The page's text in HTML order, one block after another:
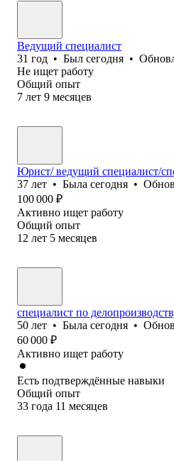
Ведущий специалист
31 год • Был сегодня •
Не ищет работу
Общий опыт
7 лет 9 месяцев
Юрист/ ведущий специалист/
37 лет • Была сегодня •
100 000 ₽
Активно ищет работу
Общий опыт
12 лет 5 месяцев
специалист по
50 лет • Была сегодня •
60 000 ₽
Активно ищет работу
Есть подтверждённые навыки
Общий опыт
33 года 11 месяцев